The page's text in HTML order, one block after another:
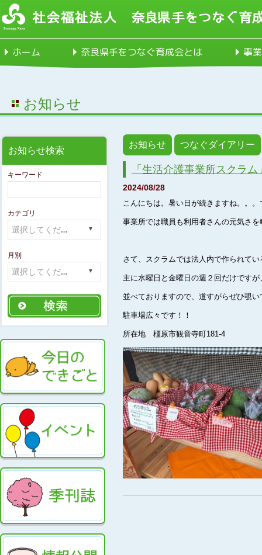
ホーム 奈良県手をつなぐ育成会とは 事
お知らせ
お知らせ検索
キーワード
カテゴリ
月別
お知らせ つなぐダイアリー
「生活介護事業所スクラ
2024/08/28
こんにちは。暑い日が続きますね。。
事業所では職員も利用者さんの元気さを
さて、スクラムでは法人内で作られて
主に水曜日と金曜日の週２回だけです
並べておりますので、道すがらぜひ覗
駐車場広々です！！
所在地 橿原市観音寺町181-4